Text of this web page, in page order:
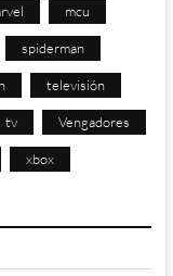
mcu
spiderman
televisión
tv Vengadores
xbox